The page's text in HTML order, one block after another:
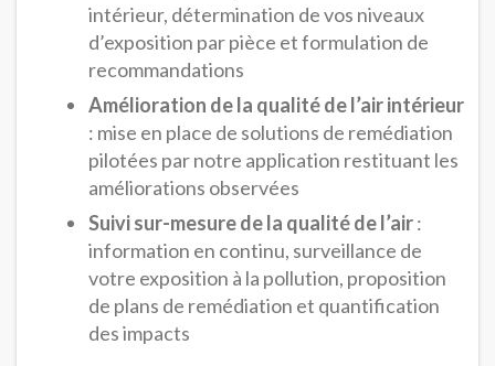
intérieur, détermination de vos niveaux
d’exposition par pièce et formulation de
recommandations
Amélioration de la qualité de l’air intérieur
: mise en place de solutions de remédiation
pilotées par notre application restituant les
améliorations observées
Suivi sur-mesure de la qualité de l’air:
information en continu, surveillance de
votre exposition à la pollution, proposition
de plans de remédiation et quantification
des impacts